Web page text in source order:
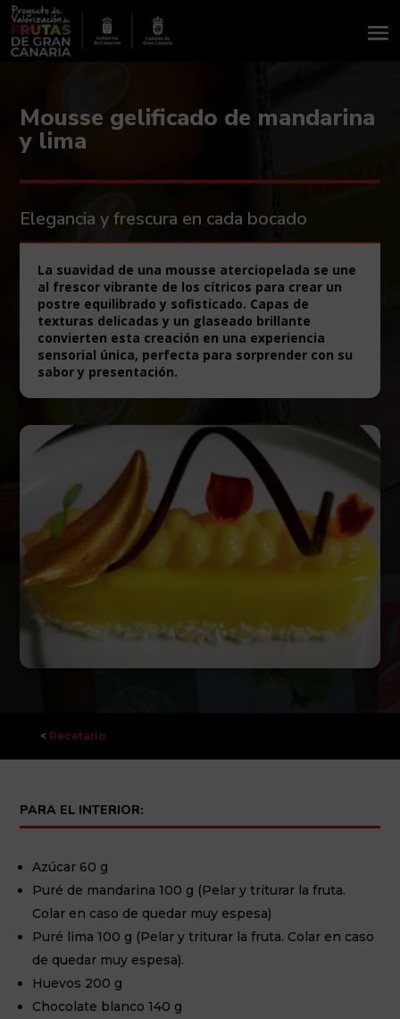
Mousse gelificado de mandarina
y lima
Elegancia y frescura en cada bocado
La suavidad de una mousse aterciopelada se une
al frescor vibrante de los cítricos para crear un
postre equilibrado y sofisticado. Capas de
texturas delicadas y un glaseado brillante
convierten esta creación en una experiencia
sensorial única, perfecta para sorprender con su
sabor y presentación.
< Recetario
PARA EL INTERIOR:
Azúcar 60 g
Puré de mandarina 100 g (Pelar y triturar la fruta.
Colar en caso de quedar muy espesa)
Puré lima 100 g (Pelar y triturar la fruta. Colar en caso
de quedar muy espesa).
Huevos 200 g
Chocolate blanco 140 g